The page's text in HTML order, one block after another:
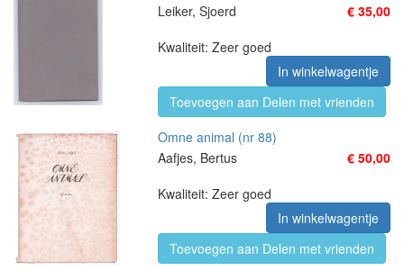
Leiker, Sjoerd
€ 35,00
Kwaliteit: Zeer goed
In winkelwagentje
Toevoegen aan Delen met vrienden
Omne animal (nr 88)
Aafjes, Bertus
€ 50,00
Kwaliteit: Zeer goed
In winkelwagentje
Toevoegen aan Delen met vrienden